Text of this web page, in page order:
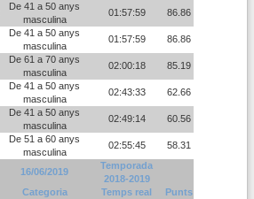
De 41 a 50 anys
masculina
01:57:59 86.86
De 41 a 50 anys
masculina
01:57:59 86.86
De 61 a 70 anys
masculina
02:00:18 85.19
De 41 a 50 anys
masculina
02:43:33 62.66
De 41 a 50 anys
masculina
02:49:14 60.56
De 51 a 60 anys
masculina
02:55:45
58.31
16/06/2019
Temporada
2018-2019
Categoria Temps real
Punts